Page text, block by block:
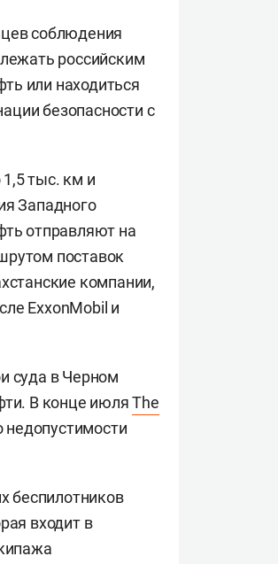
соблюдения
российским
или находиться
безопасности с
тыс. км и
Западного
отправляют на
поставок
компании,
ExxonMobil и
суда в Черном
В конце июляThe
беспилотников
входит в